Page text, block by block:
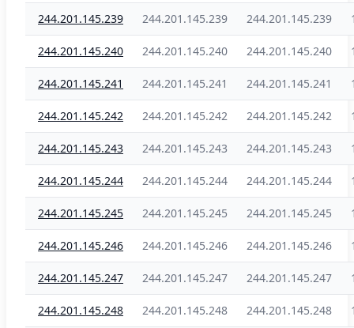
244.201.145.239 244.201.145.239 244.201.145.239
244.201.145.240 244.201.145.240 244.201.145.240
244.201.145.241 244.201.145.241 244.201.145.241
244.201.145.242 244.201.145.242 244.201.145.242
244.201.145.243 244.201.145.243 244.201.145.243
244.201.145.244 244.201.145.244 244.201.145.244
244.201.145.245 244.201.145.245 244.201.145.245
244.201.145.246 244.201.145.246 244.201.145.246
244.201.145.247 244.201.145.247 244.201.145.247
244.201.145.248 244.201.145.248 244.201.145.248